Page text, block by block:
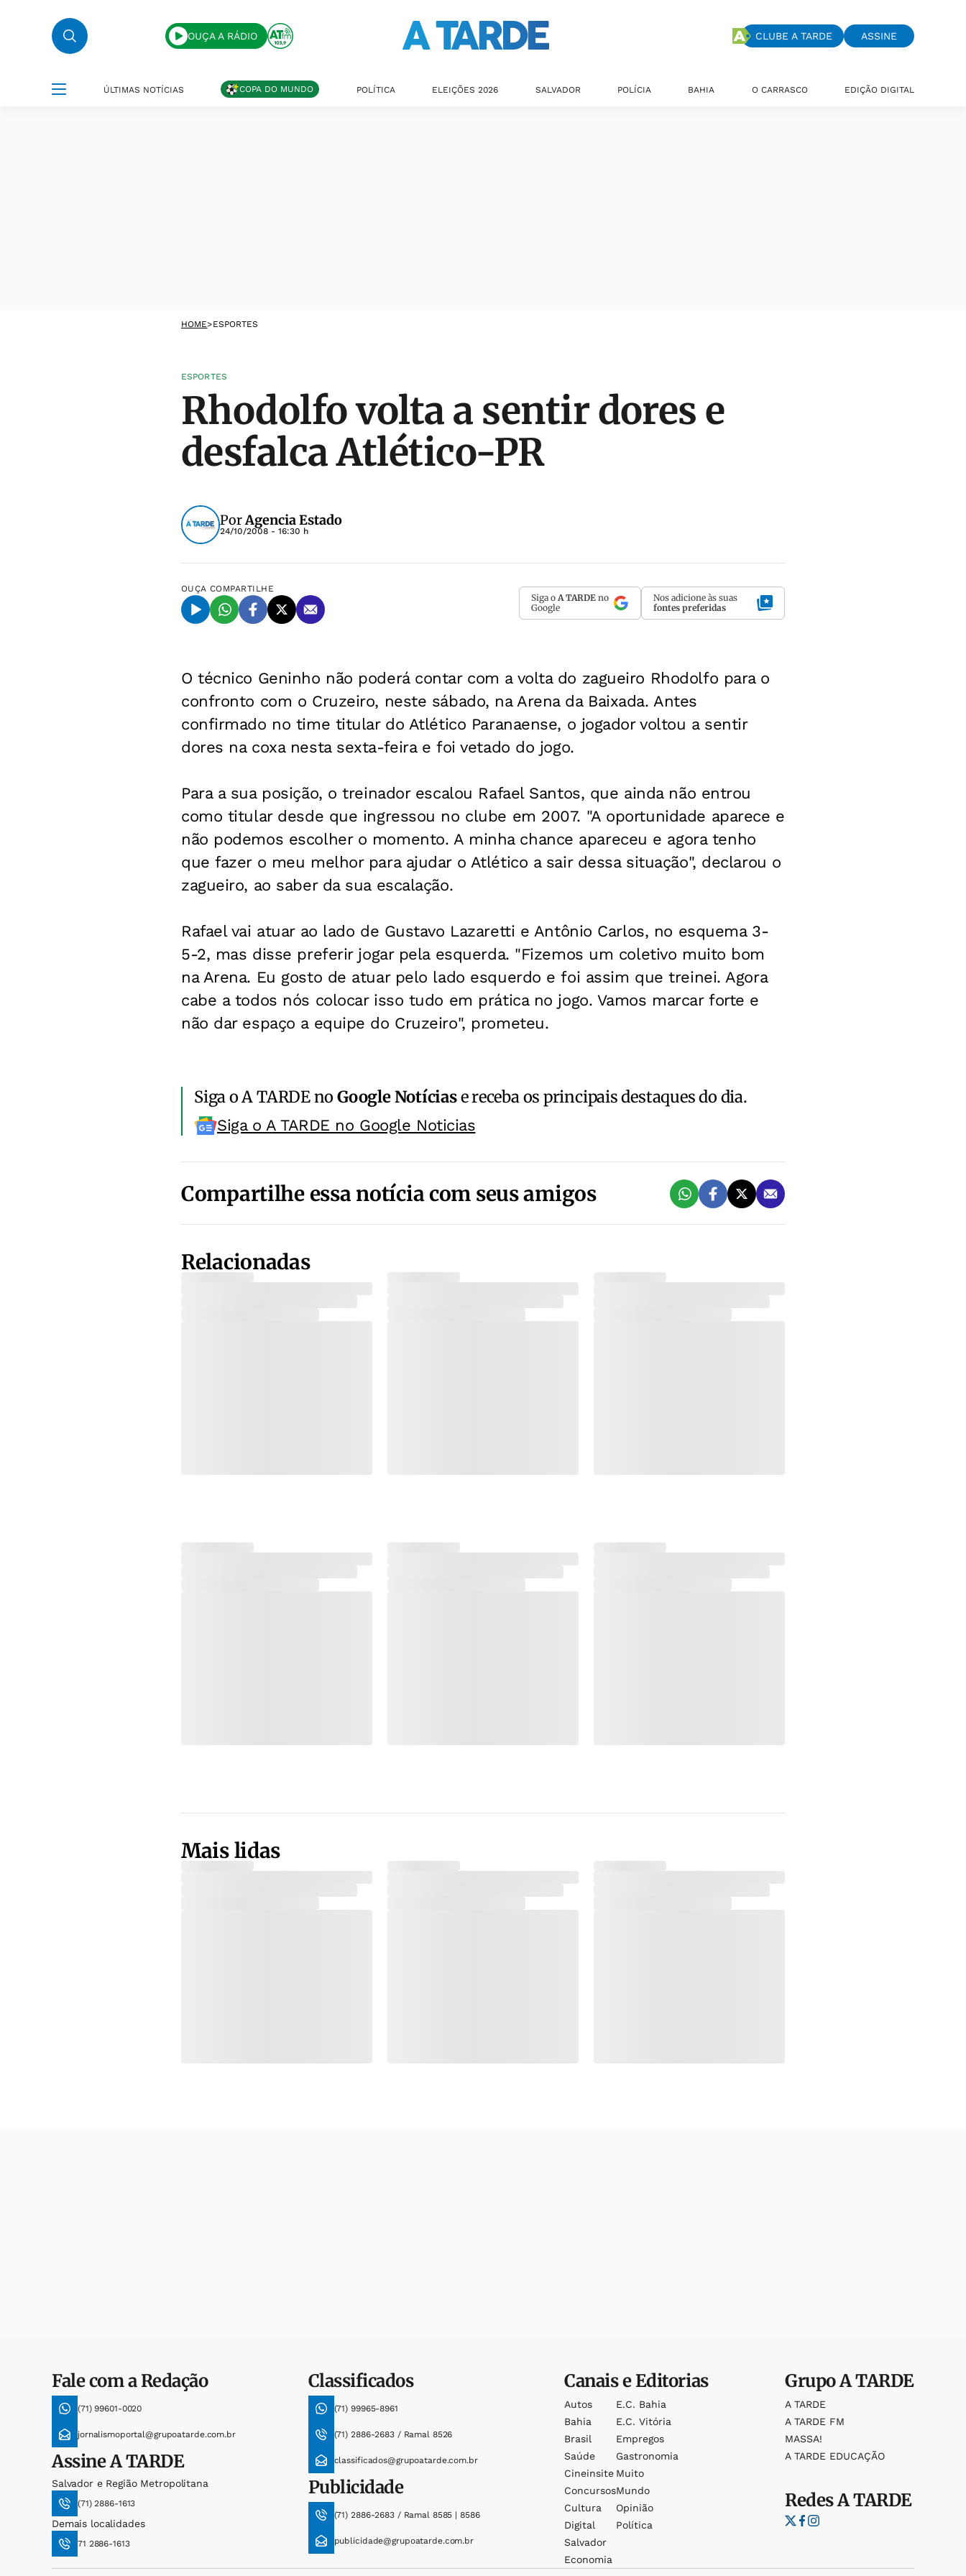
OUÇA A RÁDIO CLUBE A TARDE ASSINE
ÚLTIMAS NOTÍCIAS COPA DO MUNDO POLÍTICA ELEIÇÕES 2026 SALVADOR POLÍCIA BAHIA O CARRASCO EDIÇÃO DIGITAL
HOME>ESPORTES
ESPORTES
Rhodolfo volta a sentir dores e
desfalca Atlético-PR
PorAgencia Estado
24/10/2008 - 16:30 h
OUÇA COMPARTILHE
Siga o A TARDE no
Google
Nos adicione às suas
fontes preferidas
O técnico Geninho não poderá contar com a volta do zagueiro Rhodolfo para o
confronto com o Cruzeiro, neste sábado, na Arena da Baixada. Antes
confirmado no time titular do Atlético Paranaense, o jogador voltou a sentir
dores na coxa nesta sexta-feira e foi vetado do jogo.
Para a sua posição, o treinador escalou Rafael Santos, que ainda não entrou
como titular desde que ingressou no clube em 2007. "A oportunidade aparece e
não podemos escolher o momento. A minha chance apareceu e agora tenho
que fazer o meu melhor para ajudar o Atlético a sair dessa situação", declarou o
zagueiro, ao saber da sua escalação.
Rafael vai atuar ao lado de Gustavo Lazaretti e Antônio Carlos, no esquema 3-
5-2, mas disse preferir jogar pela esquerda. "Fizemos um coletivo muito bom
na Arena. Eu gosto de atuar pelo lado esquerdo e foi assim que treinei. Agora
cabe a todos nós colocar isso tudo em prática no jogo. Vamos marcar forte e
não dar espaço a equipe do Cruzeiro", prometeu.
Siga o A TARDE noGoogle Notíciase receba os principais destaques do dia.
Siga o A TARDE no Google Noticias
Compartilhe essa notícia com seus amigos
Relacionadas
Mais lidas
Fale com a Redação
(71) 99601-0020
jornalismoportal@grupoatarde.com.br
AssineA TARDE
Salvador e Região Metropolitana
(71) 2886-1613
Demais localidades
71 2886-1613
Classificados
(71) 99965-8961
(71) 2886-2683 / Ramal 8526
classificados@grupoatarde.com.br
Publicidade
(71) 2886-2683 / Ramal 8585 | 8586
publicidade@grupoatarde.com.br
Canais e Editorias
Autos
Bahia
Brasil
Saúde
Cineinsite
Concursos
Cultura
Digital
Salvador
Economia
E.c. Bahia
E.c. Vitória
Empregos
Gastronomia
Muito
Mundo
Opinião
Política
GrupoA TARDE
A TARDE
A TARDE FM
MASSA!
A TARDE EDUCAÇÃO
RedesA TARDE